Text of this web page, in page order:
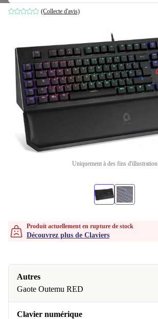
(Collecte d'avis)
Uniquement à des fins d'illustration
Produit actuellement en rupture de stock
Découvrez plus de Claviers
Autres
Gaote Outemu RED
Clavier numérique